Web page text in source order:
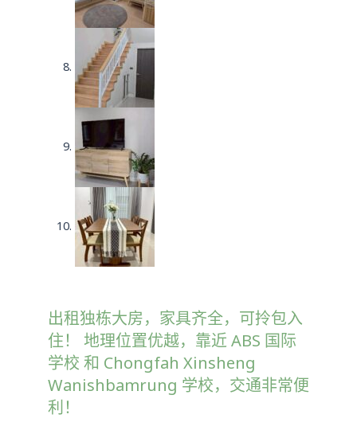
出租独栋大房，家具齐全，可拎包入
住！ 地理位置优越，靠近 ABS 国际
学校 和 Chongfah Xinsheng
Wanishbamrung 学校，交通非常便
利！